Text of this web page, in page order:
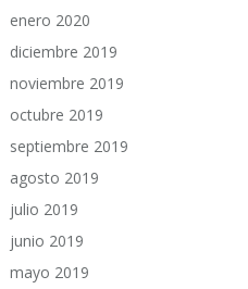
enero 2020
diciembre 2019
noviembre 2019
octubre 2019
septiembre 2019
agosto 2019
julio 2019
junio 2019
mayo 2019